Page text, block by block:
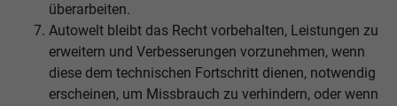
überarbeiten.
Autowelt bleibt das Recht vorbehalten, Leistungen zu
erweitern und Verbesserungen vorzunehmen, wenn
diese dem technischen Fortschritt dienen, notwendig
erscheinen, um Missbrauch zu verhindern, oder wenn